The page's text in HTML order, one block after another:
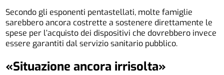
Secondo gli esponenti pentastellati, molte famiglie
sarebbero ancora costrette a sostenere direttamente le
spese per l’acquisto dei dispositivi che dovrebbero invece
essere garantiti dal servizio sanitario pubblico.
«Situazione ancora irrisolta»